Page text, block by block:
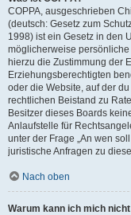
COPPA, ausgeschrieben
(deutsch: Gesetz zum
1998) ist ein Gesetz in den
möglicherweise
hierzu die Zustimmung der
Erziehungsberechtigten
oder die Website, auf der
rechtlichen Beistand zu
Besitzer dieses Boards
Anlaufstelle für
unter der Frage „An wen
juristische Anfragen zu
Nach oben
Warum kann ich mich